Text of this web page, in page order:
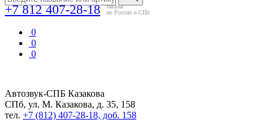
+7 812 407-28-18
заказы
по России и СПб
0
0
0
Автозвук-СПБ Казакова
СПб, ул. М. Казакова, д. 35, 158
тел. +7 (812) 407-28-18, доб. 158